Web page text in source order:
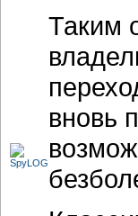
Таким
вновь